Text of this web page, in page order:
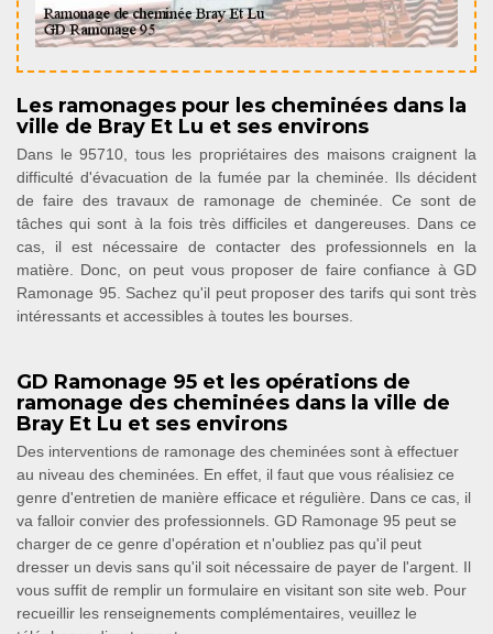
Les ramonages pour les cheminées dans la
ville de Bray Et Lu et ses environs
Dans le 95710, tous les propriétaires des maisons craignent la
difficulté d'évacuation de la fumée par la cheminée. Ils décident
de faire des travaux de ramonage de cheminée. Ce sont de
tâches qui sont à la fois très difficiles et dangereuses. Dans ce
cas, il est nécessaire de contacter des professionnels en la
matière. Donc, on peut vous proposer de faire confiance à GD
Ramonage 95. Sachez qu'il peut proposer des tarifs qui sont très
intéressants et accessibles à toutes les bourses.
GD Ramonage 95 et les opérations de
ramonage des cheminées dans la ville de
Bray Et Lu et ses environs
Des interventions de ramonage des cheminées sont à effectuer
au niveau des cheminées. En effet, il faut que vous réalisiez ce
genre d'entretien de manière efficace et régulière. Dans ce cas, il
va falloir convier des professionnels. GD Ramonage 95 peut se
charger de ce genre d'opération et n'oubliez pas qu'il peut
dresser un devis sans qu'il soit nécessaire de payer de l'argent. Il
vous suffit de remplir un formulaire en visitant son site web. Pour
recueillir les renseignements complémentaires, veuillez le